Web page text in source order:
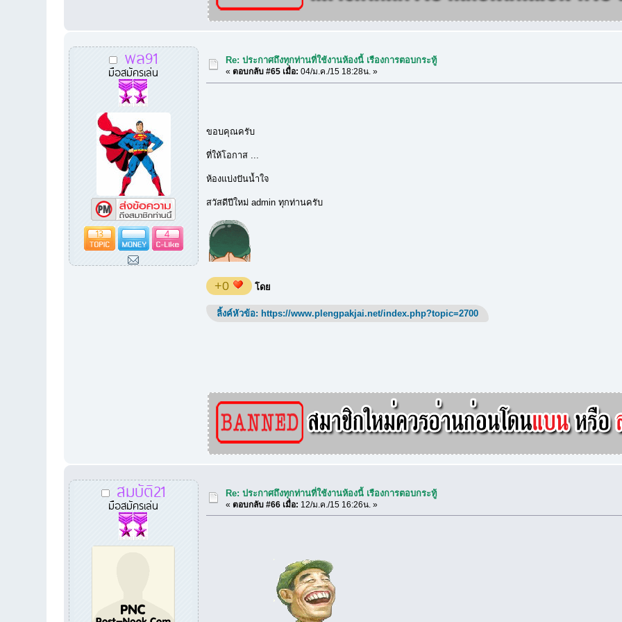
พล91
มือสมัครเล่น
13 4
Re: ประกาศถึงทุกท่านที่ใช้งานห้องนี้ เรืองการตอบกระทู้
«ตอบกลับ #65 เมื่อ: 04/ม.ค./15 18:28น. »
ขอบคุณครับ
ที่ให้โอกาส ...
ห้องแบ่งปันน้ำใจ
สวัสดีปีใหม่ admin ทุกท่านครับ
+0 โดย
ลิ้งค์หัวข้อ: https://www.plengpakjai.net/index.php?topic=2700
สมบัติ21
มือสมัครเล่น
Re: ประกาศถึงทุกท่านที่ใช้งานห้องนี้ เรืองการตอบกระทู้
«ตอบกลับ #66 เมื่อ: 12/ม.ค./15 16:26น. »